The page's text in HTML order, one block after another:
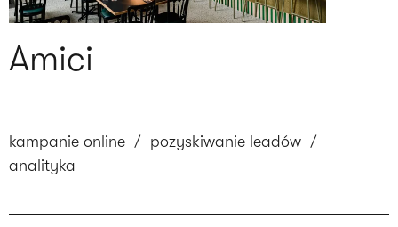
Amici
kampanie online / pozyskiwanie leadów /
analityka